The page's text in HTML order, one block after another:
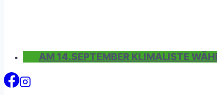
AM 14.SEPTEMBER KLIMALISTE